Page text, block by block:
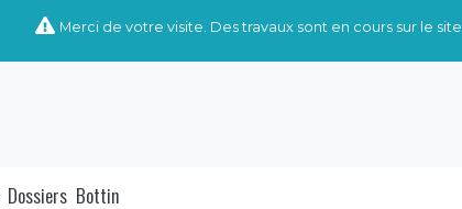
Merci de votre visite. Des travaux sont en cours sur le site
Dossiers Bottin